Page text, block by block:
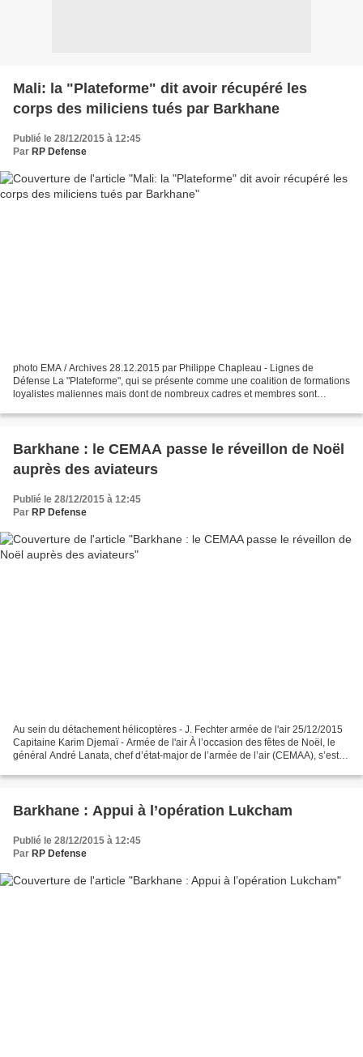
Mali: la "Plateforme" dit avoir récupéré les
corps des miliciens tués par Barkhane
Publié le 28/12/2015 à 12:45
Par RP Defense
photo EMA / Archives 28.12.2015 par Philippe Chapleau - Lignes de
Défense La "Plateforme", qui se présente comme une coalition de formations
loyalistes maliennes mais dont de nombreux cadres et membres sont
Barkhane : le CEMAA passe le réveillon de Noël
auprès des aviateurs
Publié le 28/12/2015 à 12:45
Par RP Defense
Au sein du détachement hélicoptères - J. Fechter armée de l'air 25/12/2015
Capitaine Karim Djemaï - Armée de l'air À l’occasion des fêtes de Noël, le
général André Lanata, chef d’état-major de l’armée de l’air (CEMAA), s’est
Barkhane : Appui à l’opération Lukcham
Publié le 28/12/2015 à 12:45
Par RP Defense